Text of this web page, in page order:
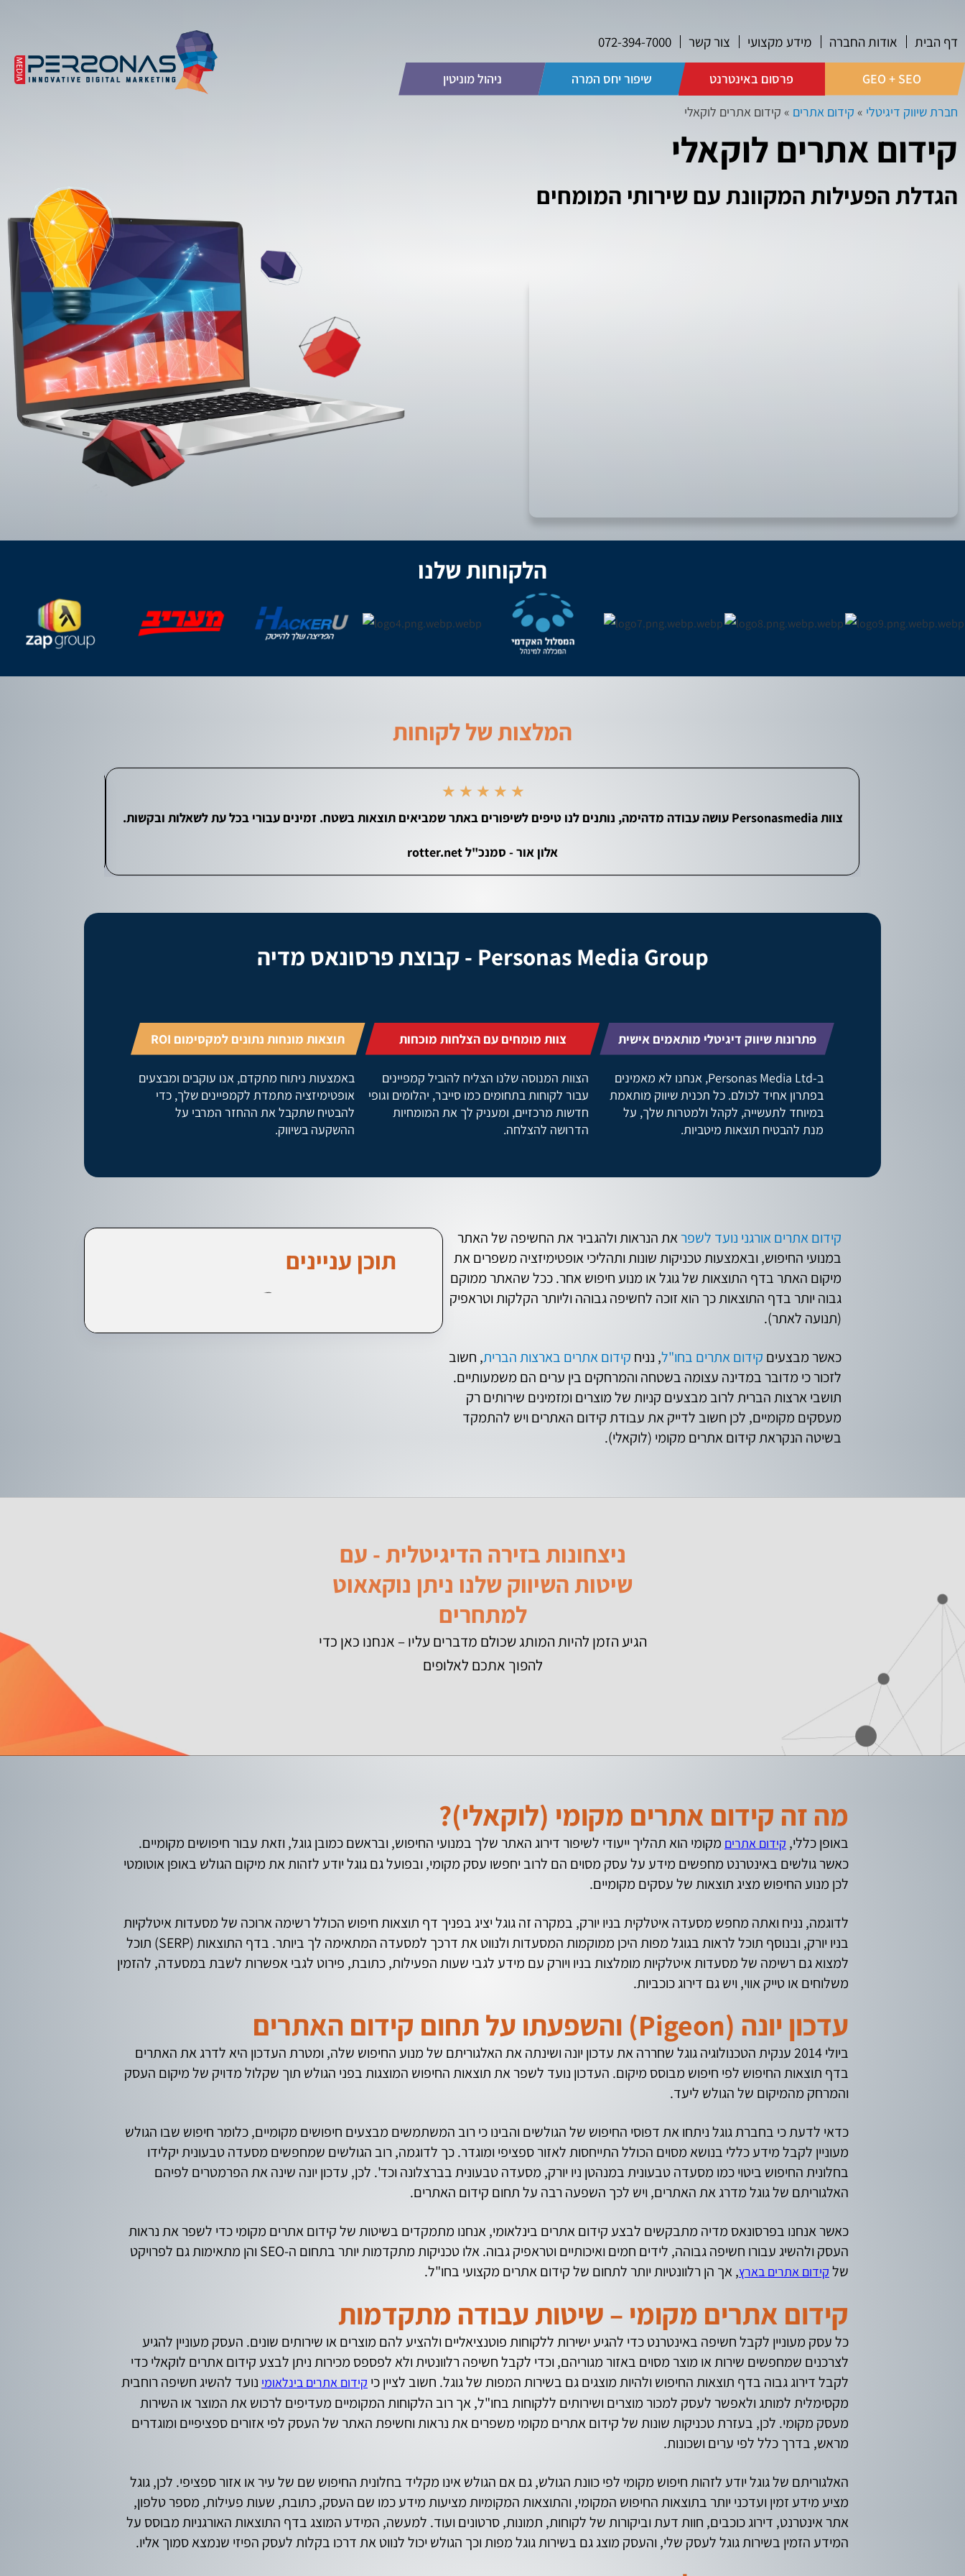
דף הבית אודות החברה מידע מקצועי צור קשר 072-394-7000
GEO + SEO פרסום באינטרנט שיפור יחס המרה ניהול מוניטין
חברת שיווק דיגיטלי » קידום אתרים » קידום אתרים לוקאלי
קידום אתרים לוקאלי
הגדלת הפעילות המקוונת עם שירותי המומחים
הלקוחות שלנו
המלצות של לקוחות
★
★
★
★
★
צוות Personasmedia עושה עבודה מדהימה, נותנים לנו טיפים לשיפורים באתר שמביאים תוצאות בשטח. זמינים עבורי בכל עת לשאלות ובקשות.
אלון אור - סמנכ"ל rotter.net
Personas Media Group - קבוצת פרסונאס מדיה
פתרונות שיווק דיגיטלי מותאמים אישית
ב-Personas Media Ltd, אנחנו לא מאמינים
בפתרון אחיד לכולם. כל תכנית שיווק מותאמת
במיוחד לתעשייה, לקהל ולמטרות שלך, על
מנת להבטיח תוצאות מיטביות.
צוות מומחים עם הצלחות מוכחות
הצוות המנוסה שלנו הצליח להוביל קמפיינים
עבור לקוחות בתחומים כמו סייבר, יהלומים וגופי
חדשות מרכזיים, ומעניק לך את המומחיות
הדרושה להצלחה.
תוצאות מונחות נתונים למקסימום ROI
באמצעות ניתוח מתקדם, אנו עוקבים ומבצעים
אופטימיזציה מתמדת לקמפיינים שלך, כדי
להבטיח שתקבל את ההחזר המרבי על
ההשקעה בשיווק.
תוכן עניינים
קידום אתרים אורגני נועד לשפראת הנראות ולהגביר את החשיפה של האתר
במנועי החיפוש, ובאמצעות טכניקות שונות ותהליכי אופטימיזציה משפרים את
מיקום האתר בדף התוצאות של גוגל או מנוע חיפוש אחר. ככל שהאתר ממוקם
גבוה יותר בדף התוצאות כך הוא זוכה לחשיפה גבוהה וליותר הקלקות וטראפיק
(תנועה לאתר).
כאשר מבצעים קידום אתרים בחו"ל, נניח קידום אתרים בארצות הברית, חשוב
לזכור כי מדובר במדינה עצומה בשטחה והמרחקים בין ערים הם משמעותיים.
תושבי ארצות הברית לרוב מבצעים קניות של מוצרים ומזמינים שירותים רק
מעסקים מקומיים, לכן חשוב לדייק את עבודת קידום האתרים ויש להתמקד
בשיטה הנקראת קידום אתרים מקומי (לוקאלי).
ניצחונות בזירה הדיגיטלית - עם
שיטות השיווק שלנו ניתן נוקאאוט
למתחרים
הגיע הזמן להיות המותג שכולם מדברים עליו – אנחנו כאן כדי
להפוך אתכם לאלופים
מה זה קידום אתרים מקומי (לוקאלי)?
באופן כללי, קידום אתרים מקומי הוא תהליך ייעודי לשיפור דירוג האתר שלך במנועי החיפוש, ובראשם כמובן גוגל, וזאת עבור חיפושים מקומיים.
כאשר גולשים באינטרנט מחפשים מידע על עסק מסוים הם לרוב יחפשו עסק מקומי, ובפועל גם גוגל יודע לזהות את מיקום הגולש באופן אוטומטי
לכן מנוע החיפוש מציג תוצאות של עסקים מקומיים.
לדוגמה, נניח ואתה מחפש מסעדה איטלקית בניו יורק, במקרה זה גוגל יציג בפניך דף תוצאות חיפוש הכולל רשימה ארוכה של מסעדות איטלקיות
בניו יורק, ובנוסף תוכל לראות בגוגל מפות היכן ממוקמות המסעדות ולנווט את דרכך למסעדה המתאימה לך ביותר. בדף התוצאות (SERP) תוכל
למצוא גם רשימה של מסעדות איטלקיות מומלצות בניו ויורק עם מידע לגבי שעות הפעילות, כתובת, פירוט לגבי אפשרות לשבת במסעדה, להזמין
משלוחים או טייק אווי, ויש גם דירוג כוכביות.
עדכון יונה (Pigeon) והשפעתו על תחום קידום האתרים
ביולי 2014 ענקית הטכנולוגיה גוגל שחררה את עדכון יונה ושינתה את האלגוריתם של מנוע החיפוש שלה, ומטרת העדכון היא לדרג את האתרים
בדף תוצאות החיפוש לפי חיפוש מבוסס מיקום. העדכון נועד לשפר את תוצאות החיפוש המוצגות בפני הגולש תוך שקלול מדויק של מיקום העסק
והמרחק מהמיקום של הגולש ליעד.
כדאי לדעת כי בחברת גוגל ניתחו את דפוסי החיפוש של הגולשים והבינו כי רוב המשתמשים מבצעים חיפושים מקומיים, כלומר חיפוש שבו הגולש
מעוניין לקבל מידע כללי בנושא מסוים הכולל התייחסות לאזור ספציפי ומוגדר. כך לדוגמה, רוב הגולשים שמחפשים מסעדה טבעונית יקלידו
בחלונית החיפוש ביטוי כמו מסעדה טבעונית במנהטן ניו יורק, מסעדה טבעונית בברצלונה וכד'. לכן, עדכון יונה שינה את הפרמטרים לפיהם
האלגוריתם של גוגל מדרג את האתרים, ויש לכך השפעה רבה על תחום קידום האתרים.
כאשר אנחנו בפרסונאס מדיה מתבקשים לבצע קידום אתרים בינלאומי, אנחנו מתמקדים בשיטות של קידום אתרים מקומי כדי לשפר את נראות
העסק ולהשיג עבורו חשיפה גבוהה, לידים חמים ואיכותיים וטראפיק גבוה. אלו טכניקות מתקדמות יותר בתחום ה-SEO והן מתאימות גם לפרויקט
של קידום אתרים בארץ, אך הן רלוונטיות יותר לתחום של קידום אתרים מקצועי בחו"ל.
קידום אתרים מקומי – שיטות עבודה מתקדמות
כל עסק מעוניין לקבל חשיפה באינטרנט כדי להגיע ישירות ללקוחות פוטנציאליים ולהציע להם מוצרים או שירותים שונים. העסק מעוניין להגיע
לצרכנים שמחפשים שירות או מוצר מסוים באזור מגוריהם, וכדי לקבל חשיפה רלוונטית ולא לפספס מכירות ניתן לבצע קידום אתרים לוקאלי כדי
לקבל דירוג גבוה בדף תוצאות החיפוש ולהיות מוצגים גם בשירות המפות של גוגל. חשוב לציין כי קידום אתרים בינלאומי נועד להשיג חשיפה רוחבית
מקסימלית למותג ולאפשר לעסק למכור מוצרים ושירותים ללקוחות בחו"ל, אך רוב הלקוחות המקומיים מעדיפים לרכוש את המוצר או השירות
מעסק מקומי. לכן, בעזרת טכניקות שונות של קידום אתרים מקומי משפרים את נראות וחשיפת האתר של העסק לפי אזורים ספציפיים ומוגדרים
מראש, בדרך כלל לפי ערים ושכונות.
האלגוריתם של גוגל יודע לזהות חיפוש מקומי לפי כוונת הגולש, גם אם הגולש אינו מקליד בחלונית החיפוש שם של עיר או אזור ספציפי. לכן, גוגל
מציע מידע זמין ועדכני יותר בתוצאות החיפוש המקומי, והתוצאות המקומיות מציעות מידע כמו שם העסק, כתובת, שעות פעילות, מספר טלפון,
אתר אינטרנט, דירוג כוכבים, חוות דעת וביקורות של לקוחות, תמונות, סרטונים ועוד. למעשה, המידע המוצג בדף התוצאות האורגניות מבוסס על
המידע הזמין בשירות גוגל לעסק שלי, והעסק מוצג גם בשירות גוגל מפות וכך הגולש יכול לנווט את דרכו בקלות לעסק הפיזי שנמצא סמוך אליו.